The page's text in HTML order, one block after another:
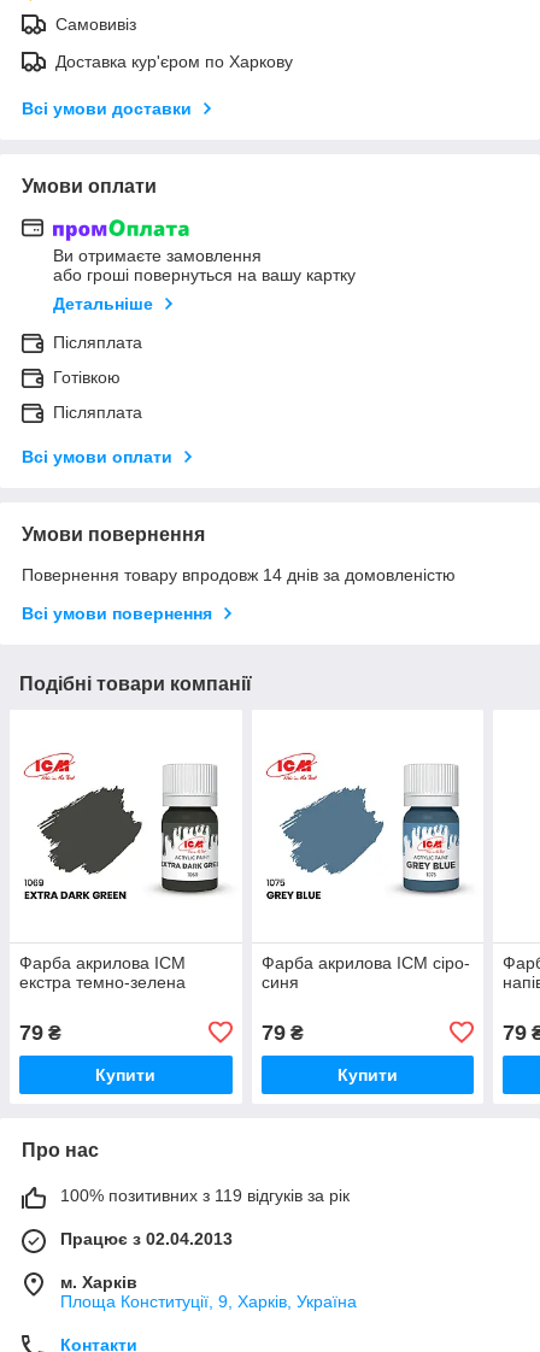
Самовивіз
Доставка кур'єром по Харкову
Всі умови доставки
Умови оплати
Ви отримаєте замовлення
або гроші повернуться на вашу картку
Детальніше
Післяплата
Готівкою
Післяплата
Всі умови оплати
Умови повернення
Повернення товару впродовж 14 днів за домовленістю
Всі умови повернення
Подібні товари компанії
Фарба акрилова ICM
екстра темно-зелена
79 ₴
Купити
Фарба акрилова ICM сіро-
синя
79₴
Купити
79
Про нас
100% позитивних з 119 відгуків за рік
Працює з 02.04.2013
м. Харків
Площа Конституції, 9, Харків, Україна
Контакти